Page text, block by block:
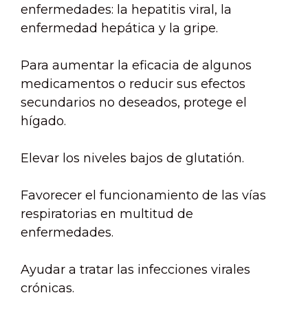
enfermedades: la hepatitis viral, la
enfermedad hepática y la gripe.
Para aumentar la eficacia de algunos
medicamentos o reducir sus efectos
secundarios no deseados, protege el
hígado.
Elevar los niveles bajos de glutatión.
Favorecer el funcionamiento de las vías
respiratorias en multitud de
enfermedades.
Ayudar a tratar las infecciones virales
crónicas.